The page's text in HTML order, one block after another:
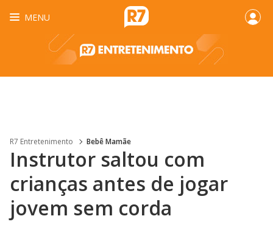
MENU
R7 Entretenimento Bebê Mamãe
Instrutor saltou com
crianças antes de jogar
jovem sem corda